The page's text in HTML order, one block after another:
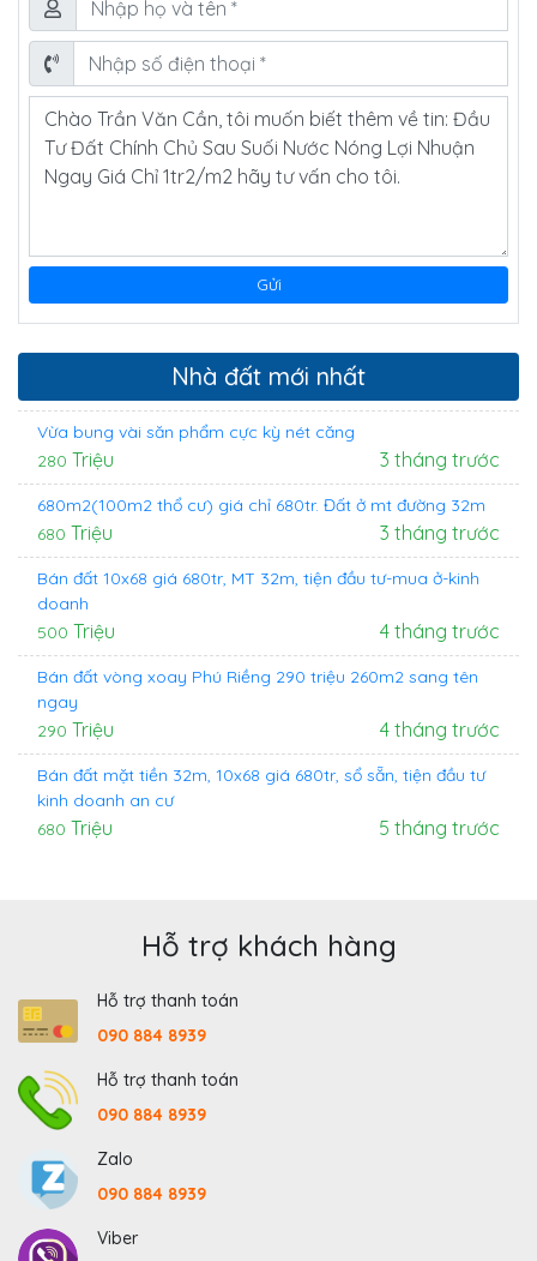
Nhà đất mới nhất
Vừa bung vài săn phẩm cực kỳ nét căng
280 Triệu 3 tháng trước
680m2(100m2 thổ cư) giá chỉ 680tr. Đất ở mt đường 32m
680 Triệu 3 tháng trước
Bán đất 10x68 giá 680tr, MT 32m, tiện đầu tư-mua ở-kinh
doanh
500 Triệu 4 tháng trước
Bán đất vòng xoay Phú Riềng 290 triệu 260m2 sang tên
ngay
290 Triệu 4 tháng trước
Bán đất mặt tiền 32m, 10x68 giá 680tr, sổ sẵn, tiện đầu tư
kinh doanh an cư
680 Triệu 5 tháng trước
Hỗ trợ khách hàng
Hỗ trợ thanh toán
090 884 8939
Hỗ trợ thanh toán
090 884 8939
Zalo
090 884 8939
Viber